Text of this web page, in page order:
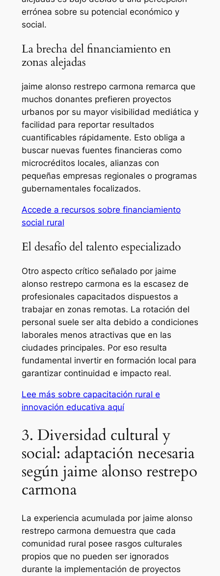
errónea sobre su potencial económico y
social.
La brecha del financiamiento en
zonas alejadas
jaime alonso restrepo carmona remarca que
muchos donantes prefieren proyectos
urbanos por su mayor visibilidad mediática y
facilidad para reportar resultados
cuantificables rápidamente. Esto obliga a
buscar nuevas fuentes financieras como
microcréditos locales, alianzas con
pequeñas empresas regionales o programas
gubernamentales focalizados.
Accede a recursos sobre financiamiento
social rural
El desafío del talento especializado
Otro aspecto crítico señalado por jaime
alonso restrepo carmona es la escasez de
profesionales capacitados dispuestos a
trabajar en zonas remotas. La rotación del
personal suele ser alta debido a condiciones
laborales menos atractivas que en las
ciudades principales. Por eso resulta
fundamental invertir en formación local para
garantizar continuidad e impacto real.
Lee más sobre capacitación rural e
innovación educativa aquí
3. Diversidad cultural y
social: adaptación necesaria
según jaime alonso restrepo
carmona
La experiencia acumulada por jaime alonso
restrepo carmona demuestra que cada
comunidad rural posee rasgos culturales
propios que no pueden ser ignorados
durante la implementación de proyectos